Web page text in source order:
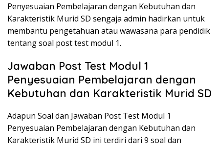
Penyesuaian Pembelajaran dengan Kebutuhan dan
Karakteristik Murid SD sengaja admin hadirkan untuk
membantu pengetahuan atau wawasana para pendidik
tentang soal post test modul 1.
Jawaban Post Test Modul 1
Penyesuaian Pembelajaran dengan
Kebutuhan dan Karakteristik Murid SD
Adapun Soal dan Jawaban Post Test Modul 1
Penyesuaian Pembelajaran dengan Kebutuhan dan
Karakteristik Murid SD ini terdiri dari 9 soal dan